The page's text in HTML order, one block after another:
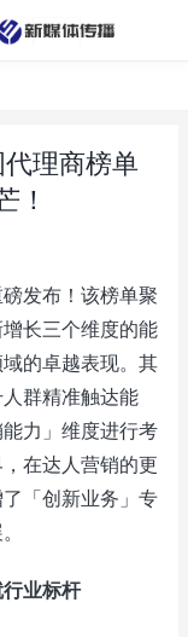
理商榜单
！
发布！该榜单聚
长三个维度的能
的卓越表现。其
群精准触达能
力」维度进行考
在达人营销的更
「创新业务」专
业标杆